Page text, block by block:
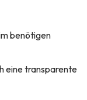
benötigen
eine transparente